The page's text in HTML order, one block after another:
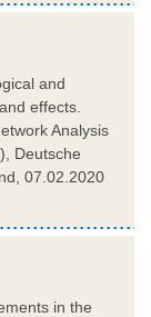
and
effects.
Analysis
Deutsche
07.02.2020
in the